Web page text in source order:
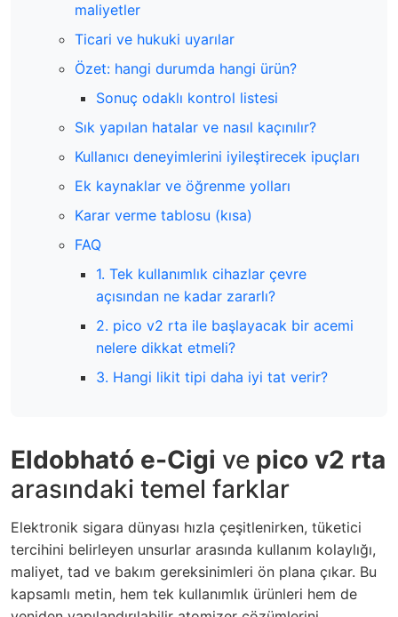
maliyetler
Ticari ve hukuki uyarılar
Özet: hangi durumda hangi ürün?
Sonuç odaklı kontrol listesi
Sık yapılan hatalar ve nasıl kaçınılır?
Kullanıcı deneyimlerini iyileştirecek ipuçları
Ek kaynaklar ve öğrenme yolları
Karar verme tablosu (kısa)
FAQ
1. Tek kullanımlık cihazlar çevre
açısından ne kadar zararlı?
2. pico v2 rta ile başlayacak bir acemi
nelere dikkat etmeli?
3. Hangi likit tipi daha iyi tat verir?
Eldobható e-Cigi ve pico v2 rta
arasındaki temel farklar
Elektronik sigara dünyası hızla çeşitlenirken, tüketici
tercihini belirleyen unsurlar arasında kullanım kolaylığı,
maliyet, tad ve bakım gereksinimleri ön plana çıkar. Bu
kapsamlı metin, hem tek kullanımlık ürünleri hem de